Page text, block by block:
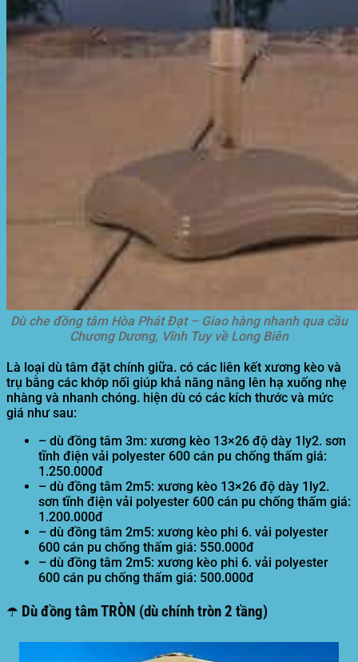
Dù che đồng tâm Hòa Phát Đạt – Giao hàng nhanh qua cầu
Chương Dương, Vĩnh Tuy về Long Biên
Là loại dù tâm đặt chính giữa. có các liên kết xương kèo và
trụ bằng các khớp nối giúp khả năng nâng lên hạ xuống nhẹ
nhàng và nhanh chóng. hiện dù có các kích thước và mức
giá như sau:
– dù đồng tâm 3m: xương kèo 13×26 độ dày 1ly2. sơn
tĩnh điện vải polyester 600 cán pu chống thấm giá:
1.250.000đ
– dù đồng tâm 2m5: xương kèo 13×26 độ dày 1ly2.
sơn tĩnh điện vải polyester 600 cán pu chống thấm giá:
1.200.000đ
– dù đồng tâm 2m5: xương kèo phi 6. vải polyester
600 cán pu chống thấm giá: 550.000đ
– dù đồng tâm 2m5: xương kèo phi 6. vải polyester
600 cán pu chống thấm giá: 500.000đ
☂️ Dù đồng tâm TRÒN (dù chính tròn 2 tầng)